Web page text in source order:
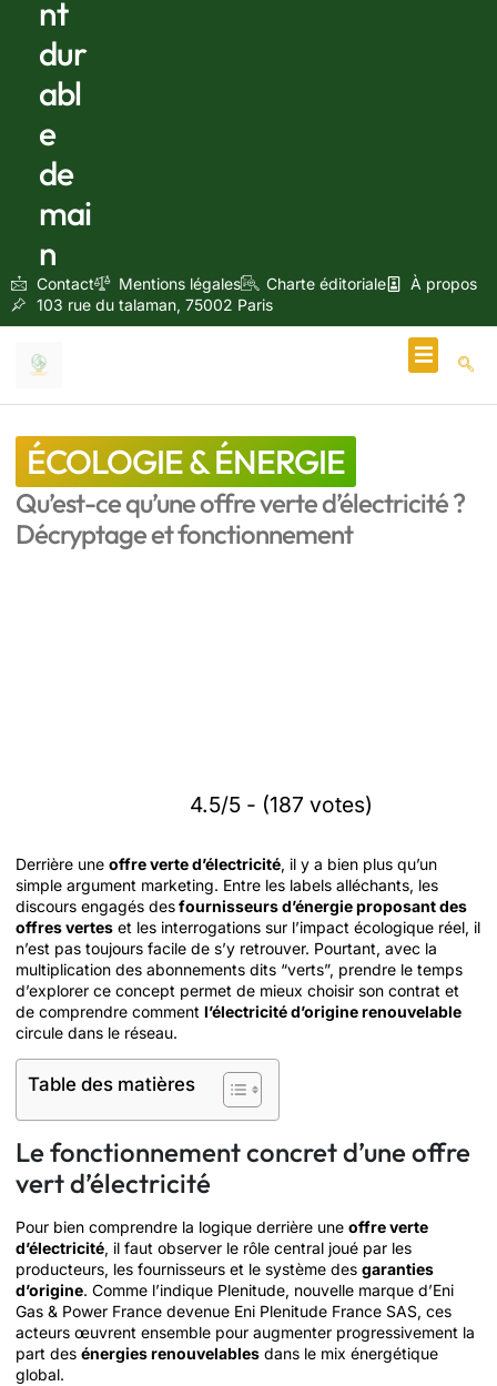
nt
dur
abl
e
de
mai
n
Contact Mentions légales Charte éditoriale
À propos
103 rue du talaman, 75002 Paris
ÉCOLOGIE & ÉNERGIE
Qu’est-ce qu’une offre verte d’électricité ?
Décryptage et fonctionnement
4.5/5 - (187 votes)
Derrière une offre verte d’électricité, il y a bien plus qu’un
simple argument marketing. Entre les labels alléchants, les
discours engagés desfournisseurs d’énergie proposant des
offres vertes et les interrogations sur l’impact écologique réel, il
n’est pas toujours facile de s’y retrouver. Pourtant, avec la
multiplication des abonnements dits “verts”, prendre le temps
d’explorer ce concept permet de mieux choisir son contrat et
de comprendre comment l’électricité d’origine renouvelable
circule dans le réseau.
Table des matières
Le fonctionnement concret d’une offre
vert d’électricité
Pour bien comprendre la logique derrière une offre verte
d’électricité, il faut observer le rôle central joué par les
producteurs, les fournisseurs et le système des garanties
d’origine. Comme l’indique Plenitude, nouvelle marque d’Eni
Gas & Power France devenue Eni Plenitude France SAS, ces
acteurs œuvrent ensemble pour augmenter progressivement la
part des énergies renouvelables dans le mix énergétique
global.